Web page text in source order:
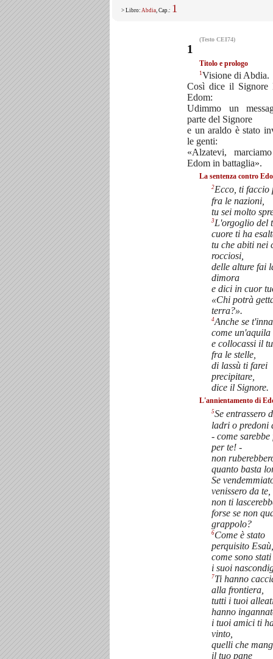
> Libro: Abdia, Cap.: 1
(Testo CEI74)
1
Titolo e prologo
1Visione di Abdia.
Così dice il Signore
Edom:
Udimmo un
parte del Signore
e un araldo è stato
le genti:
«Alzatevi,
Edom in battaglia».
La sentenza contro
2Ecco, ti faccio
fra le nazioni,
tu sei molto
3L'orgoglio del
cuore ti ha
tu che abiti nei
rocciosi,
delle alture fai
dimora
e dici in cuor
«Chi potrà
terra?».
4Anche se
come un'aquila
e collocassi il
fra le stelle,
di lassù ti farei
precipitare,
dice il Signore.
L'annientamento di
5Se entrassero
ladri o predoni
- come
per te! -
non
quanto basta
Se
venissero da te,
non ti
forse se non
grappolo?
6Come è stato
perquisito Esaù,
come sono
i suoi
7Ti hanno
alla frontiera,
tutti i tuoi
hanno
i tuoi amici ti
vinto,
quelli che
il tuo pane